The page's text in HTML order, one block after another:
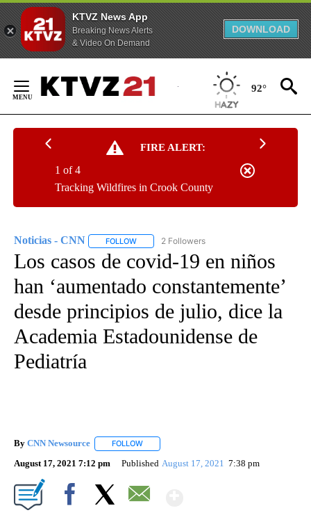
KTVZ News App
Breaking News Alerts
& Video On Demand
DOWNLOAD
Content
92°
FIRE ALERT:
Tracking Wildfires in Crook County
1 of 4
Noticias - CNN FOLLOW FOLLOW "NOTICIAS - CNN" TO RECEIVE
2 Followers
Los casos de covid-19 en niños
han ‘aumentado constantemente’
desde principios de julio, dice la
Academia Estadounidense de
Pediatría
By CNN Newsource FOLLOW
August 17, 2021 7:12 pm Published August 17, 2021 7:38 pm